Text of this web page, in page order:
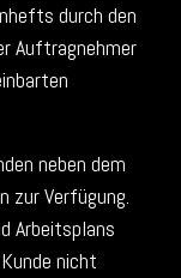
durch den
Auftragnehmer
neben dem
zur Verfügung.
Arbeitsplans
nicht